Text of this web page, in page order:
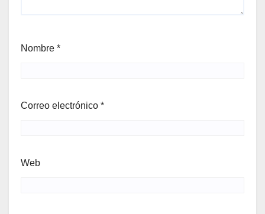
Nombre *
Correo electrónico *
Web